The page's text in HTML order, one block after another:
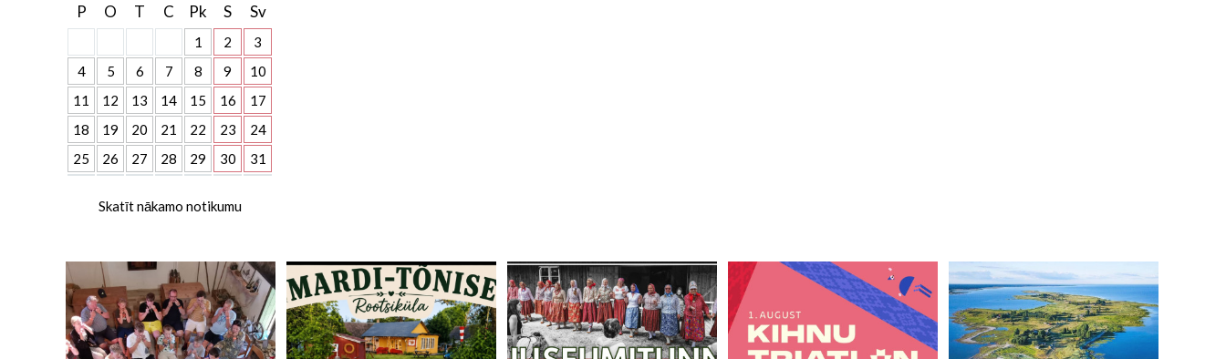
P O T C Pk S Sv
1 2
3
4
5 6 7 8 9
10
11
12 13 14 15 16
17
18
19 20 21 22 23
24
25
26 27 28 29 30 31
Skatīt nākamo notikumu